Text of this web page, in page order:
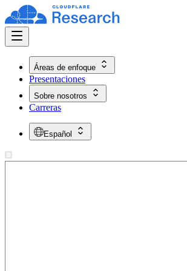
Áreas de enfoque
Presentaciones
Sobre nosotros
Carreras
Español